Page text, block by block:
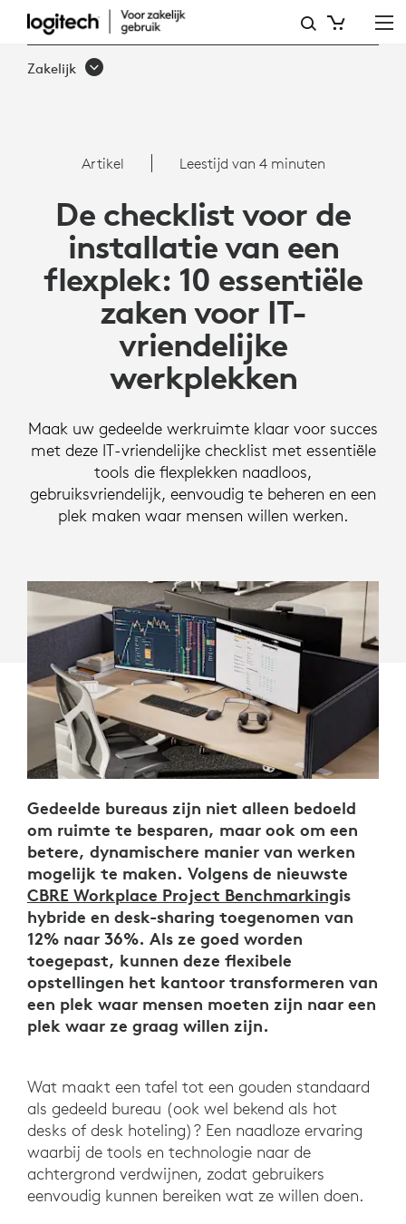
DE
CHECKLIST
INSTALLATIE
VAN
EEN
FLEXPLEK:
ESSENTIËLE
IT-
VRIENDELIJKE
WERKPLEKKEN
Zakelijk
Artikel Leestijd van 4 minuten
De checklist voor de
installatie van een
flexplek: 10 essentiële
zaken voor IT-
vriendelijke
werkplekken
Maak uw gedeelde werkruimte klaar voor succes
met deze IT-vriendelijke checklist met essentiële
tools die flexplekken naadloos,
gebruiksvriendelijk, eenvoudig te beheren en een
plek maken waar mensen willen werken.
Gedeelde bureaus zijn niet alleen bedoeld
om ruimte te besparen, maar ook om een
betere, dynamischere manier van werken
mogelijk te maken. Volgens de nieuwste
CBRE Workplace Project Benchmarkingis
hybride en desk-sharing toegenomen van
12% naar 36%. Als ze goed worden
toegepast, kunnen deze flexibele
opstellingen het kantoor transformeren van
een plek waar mensen moeten zijn naar een
plek waar ze graag willen zijn.
Wat maakt een tafel tot een gouden standaard
als gedeeld bureau (ook wel bekend als hot
desks of desk hoteling)? Een naadloze ervaring
waarbij de tools en technologie naar de
achtergrond verdwijnen, zodat gebruikers
eenvoudig kunnen bereiken wat ze willen doen.